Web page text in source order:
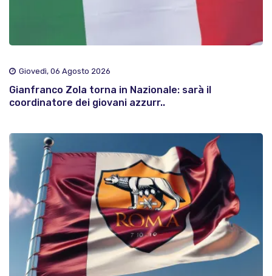
Giovedì, 06 Agosto 2026
Gianfranco Zola torna in Nazionale: sarà il
coordinatore dei giovani azzurr..